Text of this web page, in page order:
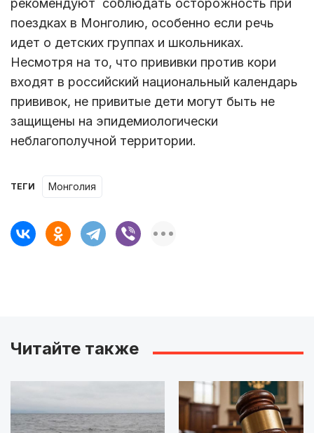
рекомендуют соблюдать осторожность при
поездках в Монголию, особенно если речь
идет о детских группах и школьниках.
Несмотря на то, что прививки против кори
входят в российский национальный календарь
прививок, не привитые дети могут быть не
защищены на эпидемиологически
неблагополучной территории.
ТЕГИ Монголия
Читайте также